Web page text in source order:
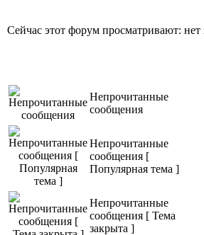
Сейчас этот форум просматривают: нет
Непрочитанные
сообщения
Непрочитанные
сообщения [
Популярная тема ]
Непрочитанные
сообщения [ Тема
закрыта ]